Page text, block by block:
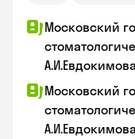
Московский
А.И.Евдокимова
Московский
А.И.Евдокимова